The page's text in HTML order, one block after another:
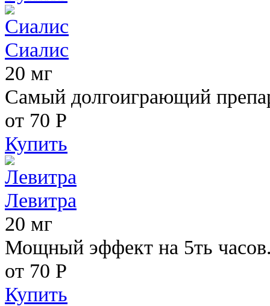
Сиалис
20 мг
Самый долгоиграющий
от 70 Р
Купить
Левитра
20 мг
Мощный эффект на 5ть
от 70 Р
Купить